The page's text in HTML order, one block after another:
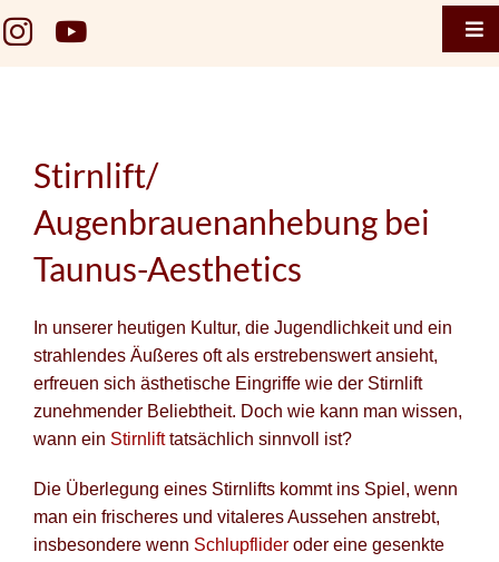
Zum
Inhalt
Gesicht
Falten
Po
Die Lösung für ein jugendliches Erscheinungsbild.
Stirnlift/
Augenbrauenanhebung bei
Taunus-Aesthetics
In unserer heutigen Kultur, die Jugendlichkeit und ein
strahlendes Äußeres oft als erstrebenswert ansieht,
erfreuen sich ästhetische Eingriffe wie der Stirnlift
zunehmender Beliebtheit. Doch wie kann man wissen,
wann ein Stirnlifttatsächlich sinnvoll ist?
Die Überlegung eines Stirnlifts kommt ins Spiel, wenn
man ein frischeres und vitaleres Aussehen anstrebt,
insbesondere wenn Schlupflideroder eine gesenkte